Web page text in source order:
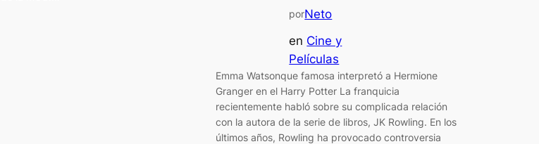
porNeto
en Cine y
Películas
Emma Watsonque famosa interpretó a Hermione
Granger en el Harry Potter La franquicia
recientemente habló sobre su complicada relación
con la autora de la serie de libros, JK Rowling. En los
últimos años, Rowling ha provocado controversia